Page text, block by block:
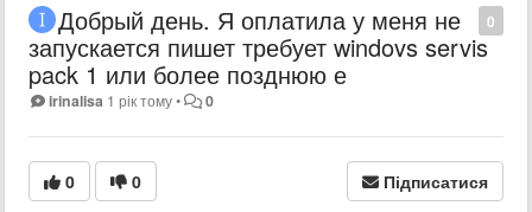
0
Добрый день. Я оплатила у меня не
запускается пишет требует windovs servis
pack 1 или более позднюю е
irinalisa 1 рік тому• 0
0 0 Підписатися